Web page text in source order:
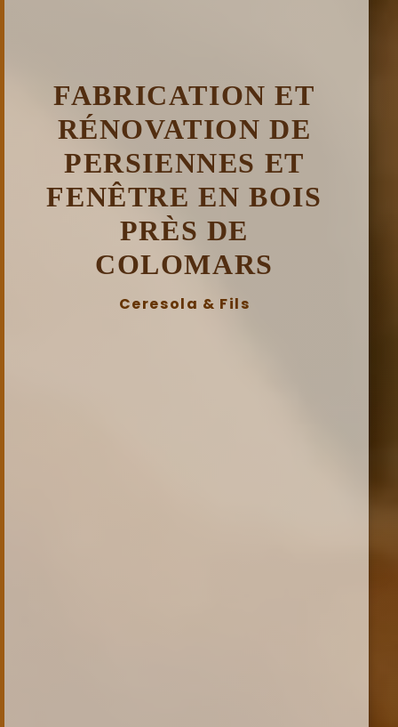
FABRICATION ET
RÉNOVATION DE
PERSIENNES ET
FENÊTRE EN BOIS
PRÈS DE
COLOMARS
Ceresola & Fils